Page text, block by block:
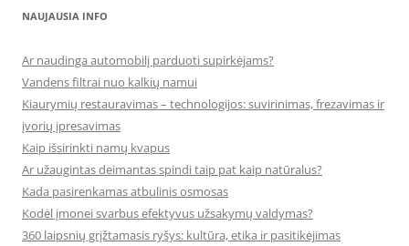
NAUJAUSIA INFO
Ar naudinga automobilį parduoti supirkėjams?
Vandens filtrai nuo kalkių namui
Kiaurymių restauravimas – technologijos: suvirinimas, frezavimas ir
įvorių įpresavimas
Kaip išsirinkti namų kvapus
Ar užaugintas deimantas spindi taip pat kaip natūralus?
Kada pasirenkamas atbulinis osmosas
Kodėl įmonei svarbus efektyvus užsakymų valdymas?
360 laipsnių grįžtamasis ryšys: kultūra, etika ir pasitikėjimas